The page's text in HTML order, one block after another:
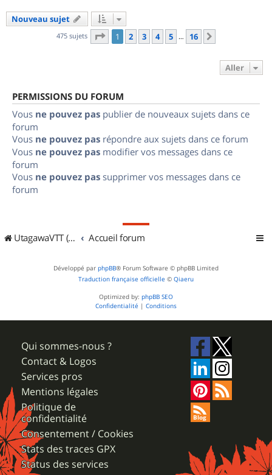
Nouveau sujet
475 sujets Page 1sur
1 2 3 4 5 … 16
Aller
PERMISSIONS DU FORUM
Vous ne pouvez pas publier de nouveaux sujets dans ce
forum
Vous ne pouvez pas répondre aux sujets dans ce forum
Vous ne pouvez pas modifier vos messages dans ce
forum
Vous ne pouvez pas supprimer vos messages dans ce
forum
UtagawaVTT (Randos VTT et VTTAE avec traces GPS) Accueil forum
Développé par phpBB® Forum Software © phpBB Limited
Traduction française officielle © Qiaeru
Optimized by: phpBB SEO
Confidentialité | Conditions
Qui sommes-nous ?
Contact & Logos
Services pros
Mentions légales
Politique de
confidentialité
Consentement / Cookies
Stats des traces GPX
Status des services